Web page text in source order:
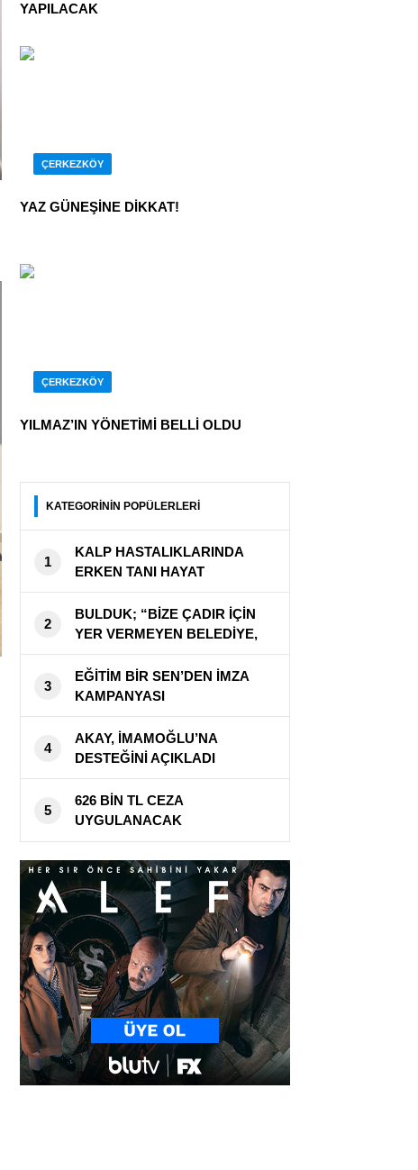
YAPILACAK
ÇERKEZKÖY
YAZ GÜNEŞİNE DİKKAT!
ÇERKEZKÖY
YILMAZ’IN YÖNETİMİ BELLİ OLDU
KATEGORİNİN POPÜLERLERİ
1
KALP HASTALIKLARINDA
ERKEN TANI HAYAT
KURTARIYOR
2
BULDUK; “BİZE ÇADIR İÇİN
YER VERMEYEN BELEDİYE,
CADDEYİ KAPATTI”
3
EĞİTİM BİR SEN’DEN İMZA
KAMPANYASI
4
AKAY, İMAMOĞLU’NA
DESTEĞİNİ AÇIKLADI
5
626 BİN TL CEZA
UYGULANACAK